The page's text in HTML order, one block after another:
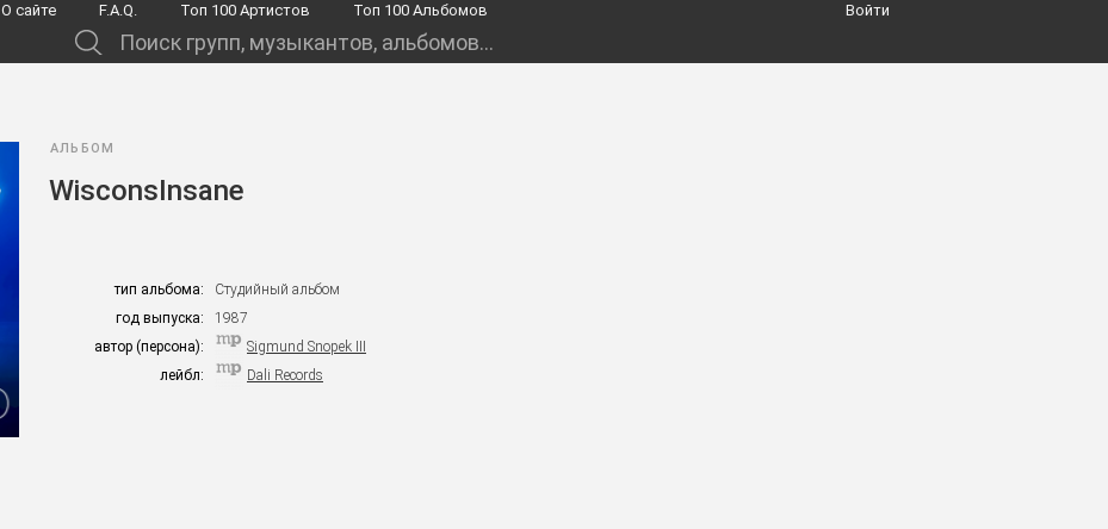
О сайте F.A.Q. Toп 100 Артистов Toп 100 Альбомов Войти
АЛЬБОМ
WisconsInsane
тип альбома:
Студийный альбом
год выпуска:
1987
автор (персона):
Sigmund Snopek III
лейбл:
Dali Records